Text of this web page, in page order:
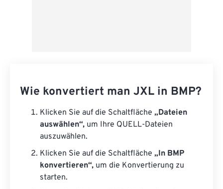
Wie konvertiert man JXL in BMP?
Klicken Sie auf die Schaltfläche „Dateien
auswählen“, um Ihre QUELL-Dateien
auszuwählen.
Klicken Sie auf die Schaltfläche „In BMP
konvertieren“, um die Konvertierung zu
starten.